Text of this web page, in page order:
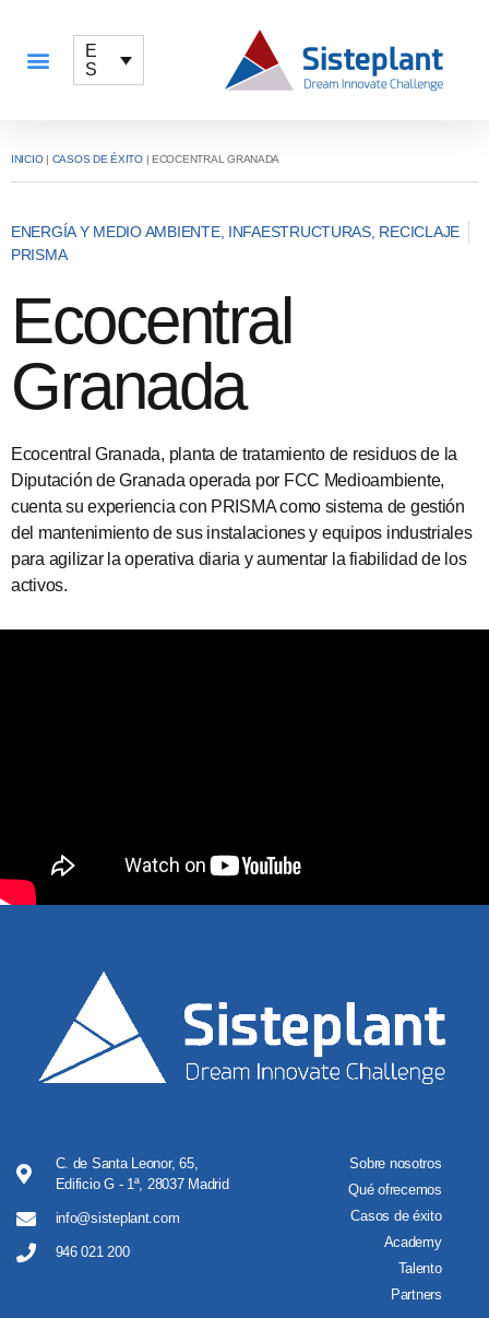
E
S
INICIO| CASOS DE ÉXITO|ECOCENTRAL GRANADA
ENERGÍA Y MEDIO AMBIENTE, INFAESTRUCTURAS, RECICLAJE
PRISMA
Ecocentral
Granada
Ecocentral Granada, planta de tratamiento de residuos de la
Diputación de Granada operada por FCC Medioambiente,
cuenta su experiencia con PRISMA como sistema de gestión
del mantenimiento de sus instalaciones y equipos industriales
para agilizar la operativa diaria y aumentar la fiabilidad de los
activos.
C. de Santa Leonor, 65,
Edificio G - 1ª, 28037 Madrid
info@sisteplant.com
946 021 200
Sobre nosotros
Qué ofrecemos
Casos de éxito
Academy
Talento
Partners